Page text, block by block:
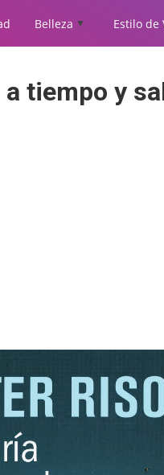
Belleza ▲ Estilo de
tiempo y